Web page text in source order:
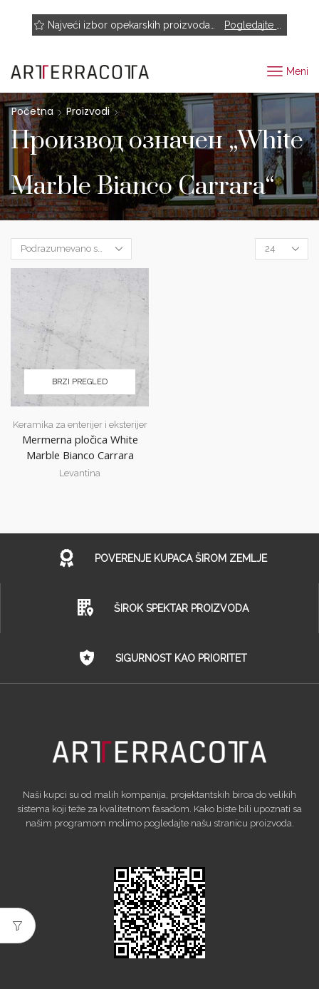
Meni
Početna Proizvodi
Производ oзначен „White
Marble Bianco Carrara“
Products
per
BRZI PREGLED
Keramika za enterijer i eksterijer
Mermerna pločica White
Marble Bianco Carrara
Levantina
POVERENJE KUPACA ŠIROM ZEMLJE
ŠIROK SPEKTAR PROIZVODA
SIGURNOST KAO PRIORITET
Naši kupci su od malih kompanija, projektantskih biroa do velikih
sistema koji teže za kvalitetnom fasadom. Kako biste bili upoznati sa
našim programom molimo pogledajte našu stranicu proizvoda.